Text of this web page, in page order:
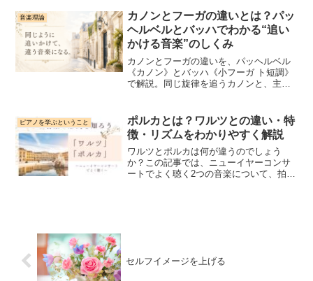
ししました。前回の記事はこちらになり
ます。クラシ...
音楽理論
カノンとフーガの違いとは？パッ
ヘルベルとバッハでわかる“追い
かける音楽”のしくみ
カノンとフーガの違いを、パッヘルベル
《カノン》とバッハ《小フーガ ト短調》
で解説。同じ旋律を追うカノンと、主題
ます。
ピアノを学ぶということ
ポルカとは？ワルツとの違い・特
徴・リズムをわかりやすく解説
ワルツとポルカは何が違うのでしょう
か？この記事では、ニューイヤーコンサ
ートでよく聴く2つの音楽について、拍
セルフイメージを上げる